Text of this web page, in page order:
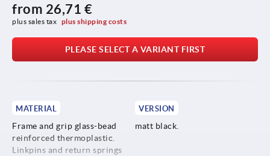
from 26,71 €
plus sales tax plus shipping costs
PLEASE SELECT A VARIANT FIRST
MATERIAL
Frame and grip glass-bead
reinforced thermoplastic.
Linkpins and return springs
VERSION
matt black.